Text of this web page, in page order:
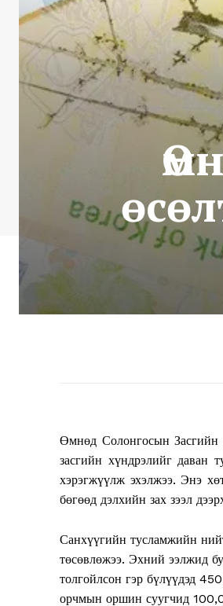
Өмнөд Солонгосын Засгийн
засгийн хүндрэлийг даван
хэрэгжүүлж эхэлжээ. Энэ
бөгөөд дэлхийн зах зээл
Санхүүгийн тусламжийн
төсөвлөжээ. Эхний ээлжид
толгойлсон гэр бүлүүдэд
орчмын оршин суугчид